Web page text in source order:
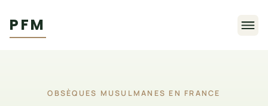
PFM
OBSÈQUES MUSULMANES EN FRANCE